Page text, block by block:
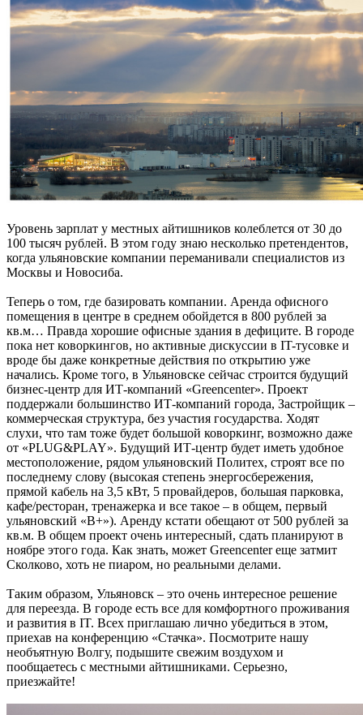
Уровень зарплат у местных айтишников колеблется от 30 до
100 тысяч рублей. В этом году знаю несколько претендентов,
когда ульяновские компании переманивали специалистов из
Москвы и Новосиба.
Теперь о том, где базировать компании. Аренда офисного
помещения в центре в среднем обойдется в 800 рублей за
кв.м… Правда хорошие офисные здания в дефиците. В городе
пока нет коворкингов, но активные дискуссии в IT-тусовке и
вроде бы даже конкретные действия по открытию уже
начались. Кроме того, в Ульяновске сейчас строится будущий
бизнес-центр для ИТ-компаний «Greencenter». Проект
поддержали большинство ИТ-компаний города, Застройщик –
коммерческая структура, без участия государства. Ходят
слухи, что там тоже будет большой коворкинг, возможно даже
от «PLUG&PLAY». Будущий ИТ-центр будет иметь удобное
местоположение, рядом ульяновский Политех, строят все по
последнему слову (высокая степень энергосбережения,
прямой кабель на 3,5 кВт, 5 провайдеров, большая парковка,
кафе/ресторан, тренажерка и все такое – в общем, первый
ульяновский «B+»). Аренду кстати обещают от 500 рублей за
кв.м. В общем проект очень интересный, сдать планируют в
ноябре этого года. Как знать, может Greencenter еще затмит
Сколково, хоть не пиаром, но реальными делами.
Таким образом, Ульяновск – это очень интересное решение
для переезда. В городе еcть все для комфортного проживания
и развития в IT. Всех приглашаю лично убедиться в этом,
приехав на конференцию «Стачка». Посмотрите нашу
необъятную Волгу, подышите свежим воздухом и
пообщаетесь с местными айтишниками. Серьезно,
приезжайте!